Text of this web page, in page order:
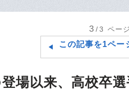
3 /3 ペー
この記事を1ペー
場以来、高校卒選